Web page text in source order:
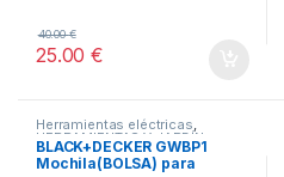
25.00€
40.00€
Herramientas eléctricas,
HERRAMIENTAS Y JARDÍN,
TODOS
BLACK+DECKER GWBP1
Mochila(BOLSA) para